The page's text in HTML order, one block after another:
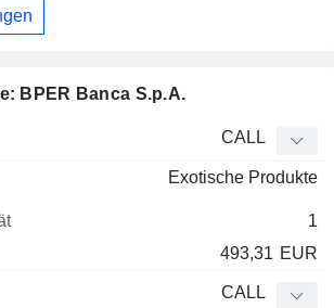
BPER Banca S.p.A.
KursCALL
Exotische Produkte
1
493,31 EUR
CALL